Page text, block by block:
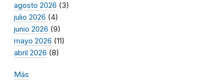
agosto 2026 (3)
julio 2026 (4)
junio 2026 (9)
mayo 2026 (11)
abril 2026 (8)
Más